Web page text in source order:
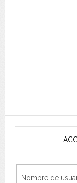
Nombre de